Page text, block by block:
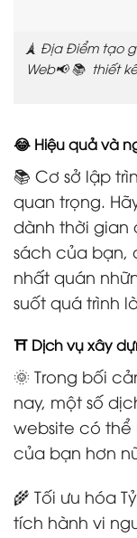
🗼 Địa Điểm tạo
Web📢 📚 thiết
😂 Hiệu quả và
📚 Cơ sở lập
quan trọng.
dành thời gian
sách của bạn,
nhất quán
suốt quá trình
⛩️ Dịch vụ xây
🌞 Trong bối
nay, một số
website có thể
của bạn hơn
🌾 Tối ưu hóa
tích hành vi